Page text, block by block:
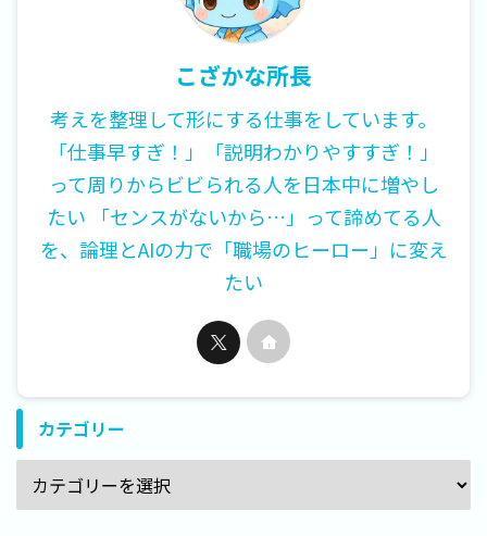
こざかな所長
考えを整理して形にする仕事をしています。
「仕事早すぎ！」「説明わかりやすすぎ！」
って周りからビビられる人を日本中に増やし
たい 「センスがないから…」って諦めてる人
を、論理とAIの力で「職場のヒーロー」に変え
たい
カテゴリー